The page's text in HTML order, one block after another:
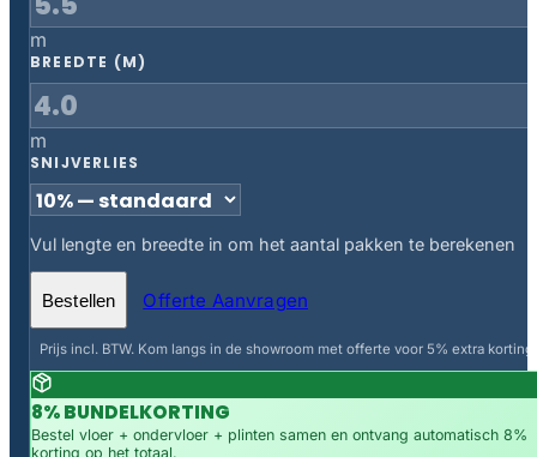
m
BREEDTE (M)
m
SNIJVERLIES
Vul lengte en breedte in om het aantal pakken te berekenen
Bestellen Offerte Aanvragen
Prijs incl. BTW. Kom langs in de showroom met offerte voor 5% extra korting.
8% BUNDELKORTING
Bestel vloer + ondervloer + plinten samen en ontvang automatisch 8%
korting op het totaal.